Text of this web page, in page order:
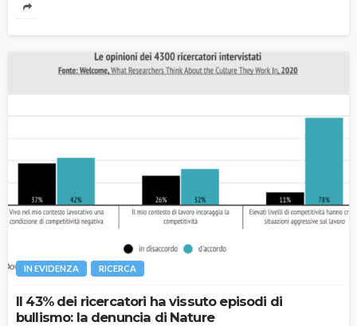
IN EVIDENZA RICERCA
Il 43% dei ricercatori ha vissuto episodi di
bullismo: la denuncia di Nature